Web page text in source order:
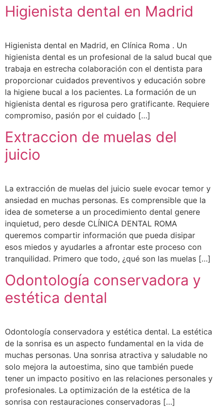
Higienista dental en Madrid
Higienista dental en Madrid, en Clínica Roma . Un
higienista dental es un profesional de la salud bucal que
trabaja en estrecha colaboración con el dentista para
proporcionar cuidados preventivos y educación sobre
la higiene bucal a los pacientes. La formación de un
higienista dental es rigurosa pero gratificante. Requiere
compromiso, pasión por el cuidado […]
Extraccion de muelas del
juicio
La extracción de muelas del juicio suele evocar temor y
ansiedad en muchas personas. Es comprensible que la
idea de someterse a un procedimiento dental genere
inquietud, pero desde CLÍNICA DENTAL ROMA
queremos compartir información que pueda disipar
esos miedos y ayudarles a afrontar este proceso con
tranquilidad. Primero que todo, ¿qué son las muelas […]
Odontología conservadora y
estética dental
Odontología conservadora y estética dental. La estética
de la sonrisa es un aspecto fundamental en la vida de
muchas personas. Una sonrisa atractiva y saludable no
solo mejora la autoestima, sino que también puede
tener un impacto positivo en las relaciones personales y
profesionales. La optimización de la estética de la
sonrisa con restauraciones conservadoras […]